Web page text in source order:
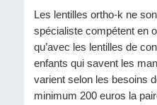
Les lentilles ortho-k ne
spécialiste compétent en
qu’avec les lentilles de
enfants qui savent les
varient selon les besoins
minimum 200 euros la